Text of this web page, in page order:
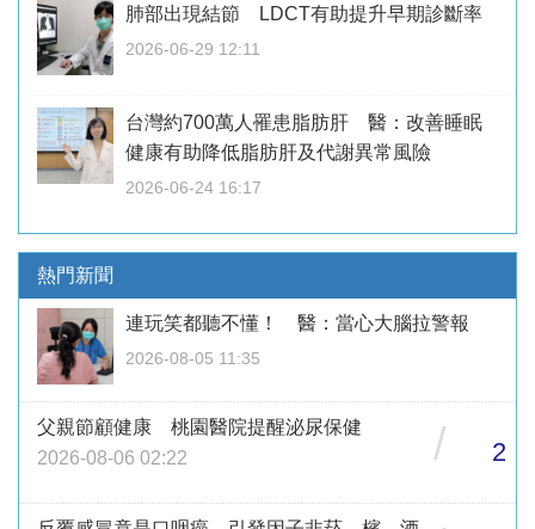
肺部出現結節 LDCT有助提升早期診斷率
2026-06-29 12:11
台灣約700萬人罹患脂肪肝 醫：改善睡眠
健康有助降低脂肪肝及代謝異常風險
2026-06-24 16:17
熱門新聞
連玩笑都聽不懂！ 醫：當心大腦拉警報
2026-08-05 11:35
父親節顧健康 桃園醫院提醒泌尿保健
2026-08-06 02:22
/ 2